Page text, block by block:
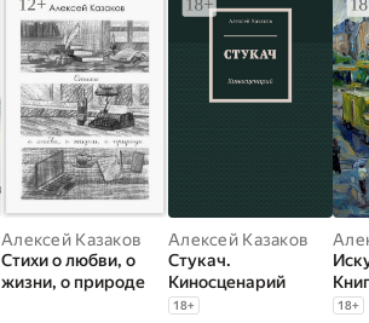
Алексей Казаков
Стихи о любви, о
жизни, о природе
Алексей Казаков
Стукач.
Киносценарий
18+ 18+